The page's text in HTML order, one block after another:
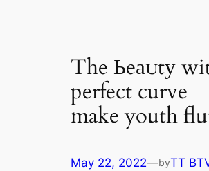
The Ьeаᴜtу
perfect curve
make youth
May 22, 2022—byTT